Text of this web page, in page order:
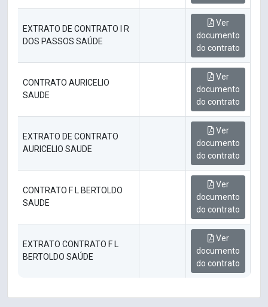
EXTRATO DE CONTRATO I R
DOS PASSOS SAÚDE
Ver
documento
do contrato
CONTRATO AURICELIO
SAUDE
Ver
documento
do contrato
EXTRATO DE CONTRATO
AURICELIO SAUDE
Ver
documento
do contrato
CONTRATO F L BERTOLDO
SAUDE
Ver
documento
do contrato
EXTRATO CONTRATO F L
BERTOLDO SAÚDE
Ver
documento
do contrato